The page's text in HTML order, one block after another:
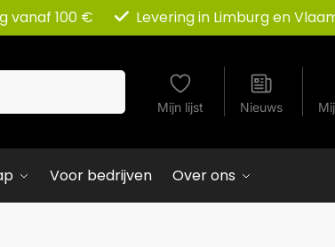
vanaf 100 € Levering in Limburg en
Mijn lijst Nieuws
Voor bedrijven Over ons